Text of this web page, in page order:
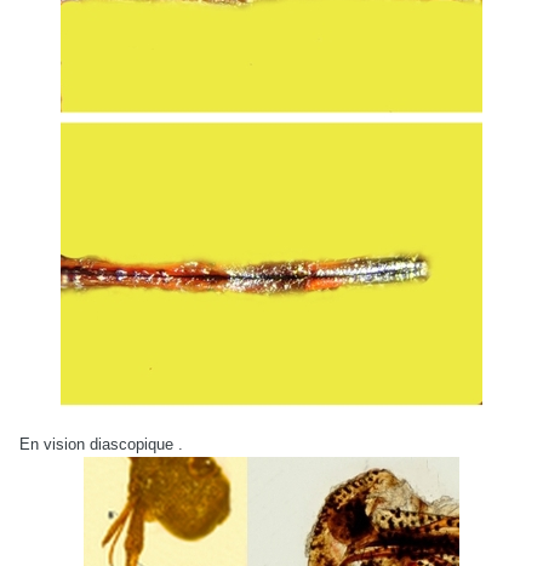
En vision diascopique .